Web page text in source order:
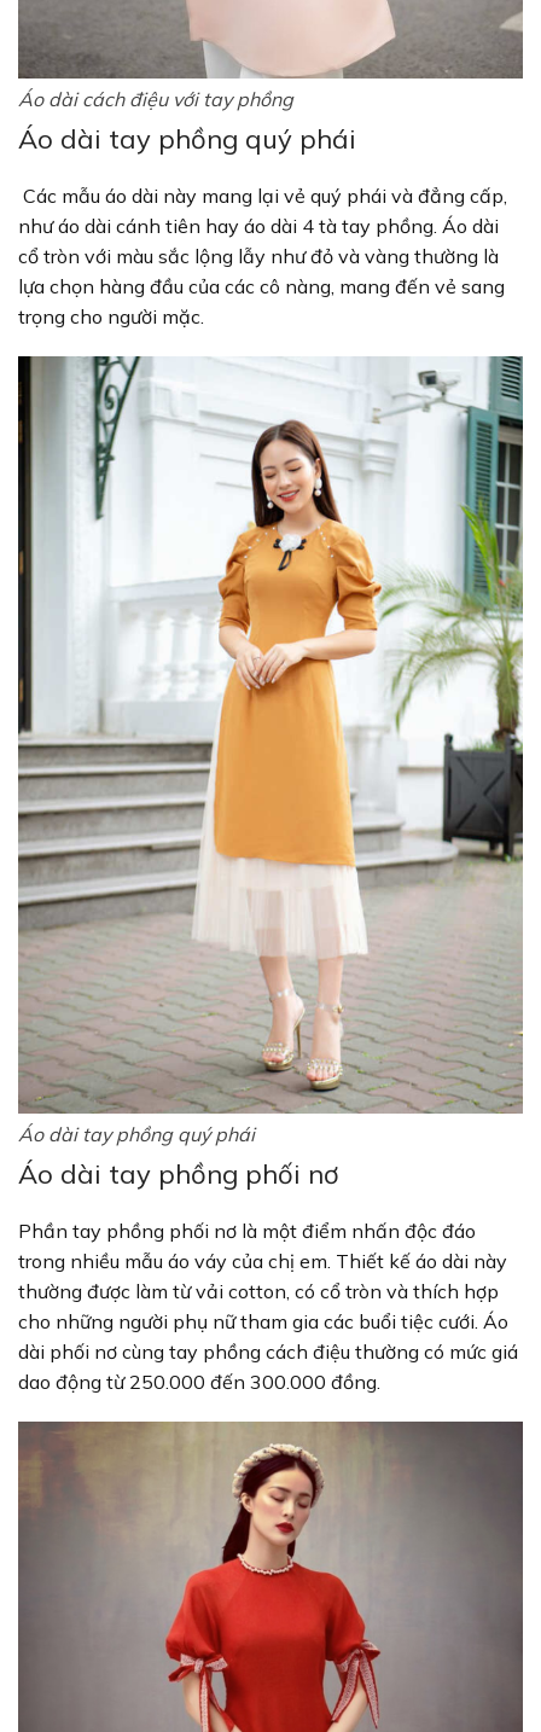
Áo dài cách điệu với tay phồng
Áo dài tay phồng quý phái
Các mẫu áo dài này mang lại vẻ quý phái và đẳng cấp,
như áo dài cánh tiên hay áo dài 4 tà tay phồng. Áo dài
cổ tròn với màu sắc lộng lẫy như đỏ và vàng thường là
lựa chọn hàng đầu của các cô nàng, mang đến vẻ sang
trọng cho người mặc.
Áo dài tay phồng quý phái
Áo dài tay phồng phối nơ
Phần tay phồng phối nơ là một điểm nhấn độc đáo
trong nhiều mẫu áo váy của chị em. Thiết kế áo dài này
thường được làm từ vải cotton, có cổ tròn và thích hợp
cho những người phụ nữ tham gia các buổi tiệc cưới. Áo
dài phối nơ cùng tay phồng cách điệu thường có mức giá
dao động từ 250.000 đến 300.000 đồng.